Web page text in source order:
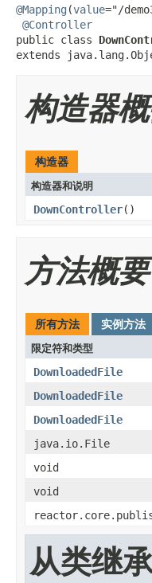
@Mapping (value="/
@Controller
public class
extends
构造器
构造器
构造器和说明
DownController()
方法概要
所有方法 实例方法
限定符和类型
DownloadedFile
DownloadedFile
DownloadedFile
java.io.File
void
void
从类继